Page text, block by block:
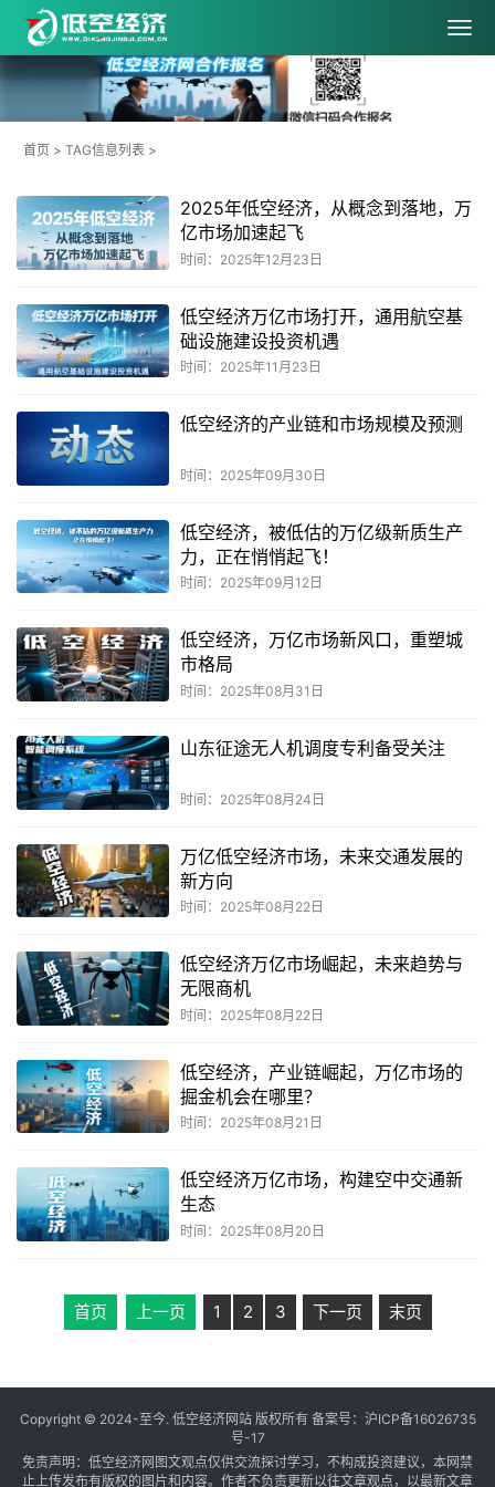
首页 > TAG信息列表 >
2025年低空经济，从概念到落地，万
亿市场加速起飞
时间：2025年12月23日
低空经济万亿市场打开，通用航空基
础设施建设投资机遇
时间：2025年11月23日
低空经济的产业链和市场规模及预测
时间：2025年09月30日
低空经济，被低估的万亿级新质生产
力，正在悄悄起飞！
时间：2025年09月12日
低空经济，万亿市场新风口，重塑城
市格局
时间：2025年08月31日
山东征途无人机调度专利备受关注
时间：2025年08月24日
万亿低空经济市场，未来交通发展的
新方向
时间：2025年08月22日
低空经济万亿市场崛起，未来趋势与
无限商机
时间：2025年08月22日
低空经济，产业链崛起，万亿市场的
掘金机会在哪里？
时间：2025年08月21日
低空经济万亿市场，构建空中交通新
生态
时间：2025年08月20日
首页 上一页 1 2 3 下一页 末页
Copyright © 2024-至今. 低空经济网站 版权所有 备案号： 沪ICP备16026735
号-17
免责声明：低空经济网图文观点仅供交流探讨学习，不构成投资建议，本网禁
止上传发布有版权的图片和内容。作者不负责更新以往文章观点，以最新文章